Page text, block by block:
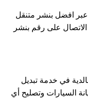
افضل بنشر متنقل
الاتصال على رقم بنشر
في خدمة تبديل
السيارات وتصليح أي